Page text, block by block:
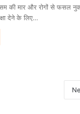
की मार और रोगों से फसल
देने के लिए…